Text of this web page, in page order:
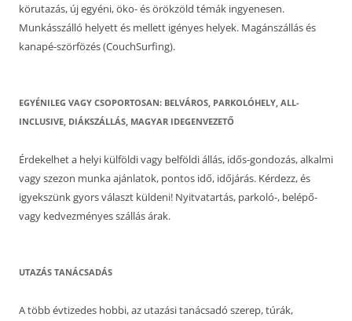
körutazás, új egyéni, öko- és örökzöld témák ingyenesen.
Munkásszálló helyett és mellett igényes helyek. Magánszállás és
kanapé-szörfözés (CouchSurfing).
EGYÉNILEG VAGY CSOPORTOSAN: BELVÁROS, PARKOLÓHELY, ALL-
INCLUSIVE, DIÁKSZÁLLÁS, MAGYAR IDEGENVEZETŐ
Érdekelhet a helyi külföldi vagy belföldi állás, idős-gondozás, alkalmi
vagy szezon munka ajánlatok, pontos idő, időjárás. Kérdezz, és
igyekszünk gyors választ küldeni! Nyitvatartás, parkoló-, belépő-
vagy kedvezményes szállás árak.
UTAZÁS TANÁCSADÁS
A több évtizedes hobbi, az utazási tanácsadó szerep, túrák,